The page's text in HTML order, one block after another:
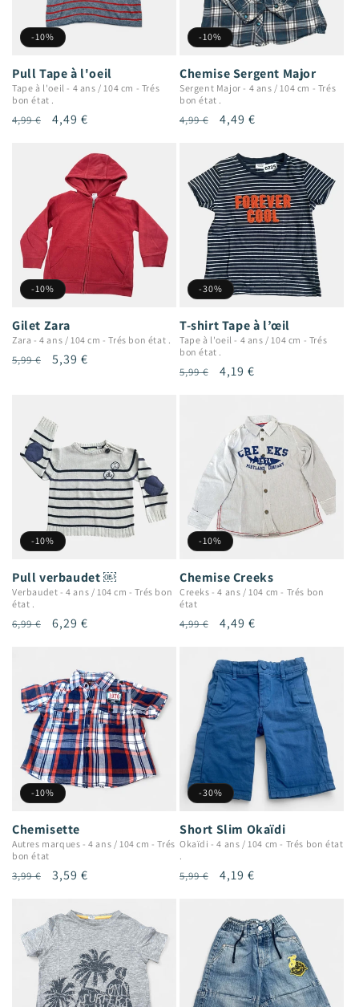
-10%
Pull Tape à l'oeil
Tape à l'oeil - 4 ans / 104 cm - Trés
bon état .
Prix
4,99 €
Prix
4,49 €
-10%
Chemise Sergent Major
Sergent Major - 4 ans / 104 cm - Trés
bon état .
Prix
4,99 €
Prix
4,49 €
-10%
Gilet Zara
Zara -4 ans / 104 cm -Trés bon état .
Prix
5,99 €
Prix
5,39 €
-30%
T-shirt Tape à l’œil
Tape à l'oeil - 4 ans / 104 cm - Trés
bon état .
Prix
5,99 €
Prix
4,19 €
-10%
Pull verbaudet ￼
Verbaudet -4 ans / 104 cm -Trés bon
état .
Prix
6,99 €
Prix
6,29 €
-10%
Chemise Creeks
Creeks -4 ans / 104 cm - Trés bon
état
Prix
4,99 €
Prix
4,49 €
-10%
Chemisette
Autres marques -4 ans / 104 cm -Trés
bon état
Prix
3,99 €
Prix
3,59 €
-30%
Short Slim Okaïdi
Okaïdi -4 ans / 104 cm - Trés bon état
.
Prix
5,99 €
Prix
4,19 €